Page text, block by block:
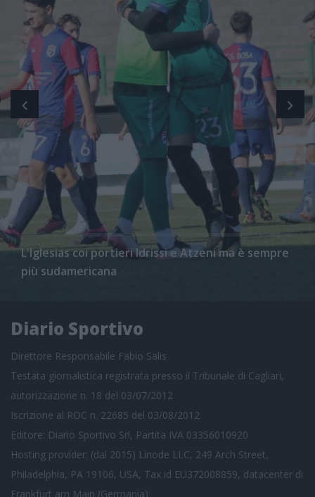
L'Iglesias coi portieri Idrissi e Atzeni ma è sempre
più sudamericana
Diario Sportivo
Direttore Responsabile Fabio Salis
Testata giornalistica registrata presso il Tribunale di Cagliari,
autorizzazione n. 18 del 03/07/2012
Iscrizione al ROC n. 22685 del 03/08/2012
Editore: Diario Sportivo Srl, Partita IVA 03356010920
Hosting provider: (dal 2015) Linode LLC, 249 Arch Street,
Philadelphia, PA 19106, USA, Tax id EU372008859, datacenter di
Frankfurt am Main (Germania)